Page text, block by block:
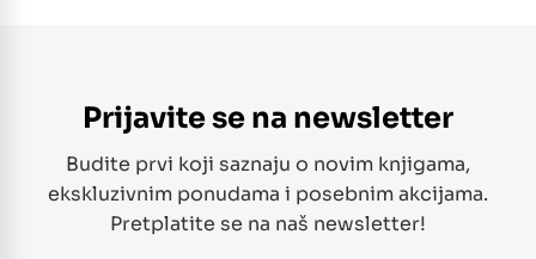
Prijavite se na newsletter
Budite prvi koji saznaju o novim knjigama,
ekskluzivnim ponudama i posebnim akcijama.
Pretplatite se na naš newsletter!